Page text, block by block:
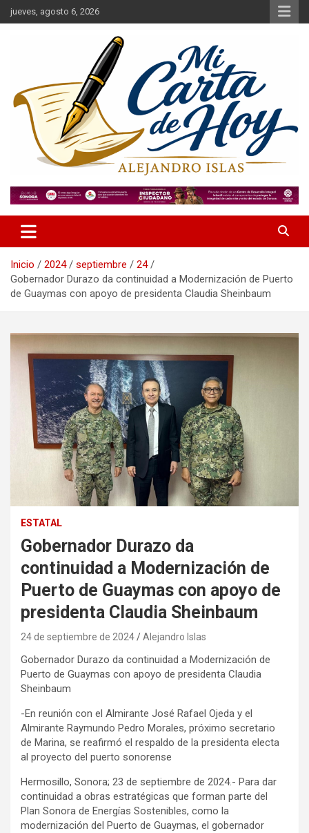
Saltar
al
jueves, agosto 6, 2026
Mi Carta de Hoy
Inicio 2024 septiembre
24
Gobernador Durazo da continuidad a Modernización de Puerto
de Guaymas con apoyo de presidenta Claudia Sheinbaum
ESTATAL
Gobernador Durazo da
continuidad a Modernización de
Puerto de Guaymas con apoyo de
presidenta Claudia Sheinbaum
24 de septiembre de 2024 Alejandro Islas
Gobernador Durazo da continuidad a Modernización de
Puerto de Guaymas con apoyo de presidenta Claudia
Sheinbaum
-En reunión con el Almirante José Rafael Ojeda y el
Almirante Raymundo Pedro Morales, próximo secretario
de Marina, se reafirmó el respaldo de la presidenta electa
al proyecto del puerto sonorense
Hermosillo, Sonora; 23 de septiembre de 2024.- Para dar
continuidad a obras estratégicas que forman parte del
Plan Sonora de Energías Sostenibles, como la
modernización del Puerto de Guaymas, el gobernador